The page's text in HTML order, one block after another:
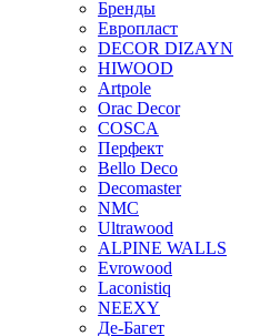
Бренды
Европласт
DECOR DIZAYN
HIWOOD
Artpole
Orac Decor
COSCA
Перфект
Bello Deco
Decomaster
NMС
Ultrawood
ALPINE WALLS
Evrowood
Laconistiq
NEEXY
Де-Багет